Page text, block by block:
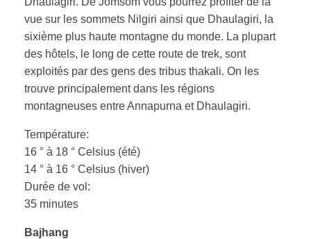
vue sur les sommets Nilgiri ainsi que Dhaulagiri, la
sixième plus haute montagne du monde. La plupart
des hôtels, le long de cette route de trek, sont
exploités par des gens des tribus thakali. On les
trouve principalement dans les régions
montagneuses entre Annapurna et Dhaulagiri.
Température:
16 ° à 18 ° Celsius (été)
14 ° à 16 ° Celsius (hiver)
Durée de vol:
35 minutes
Bajhang